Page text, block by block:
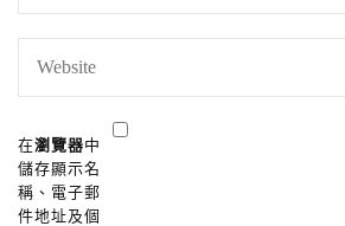
在瀏覽器中
儲存顯示名
稱、電子郵
件地址及個